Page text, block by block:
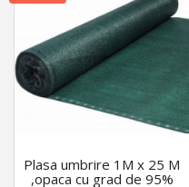
Plasa umbrire 1M x 25 M
,opaca cu grad de 95%